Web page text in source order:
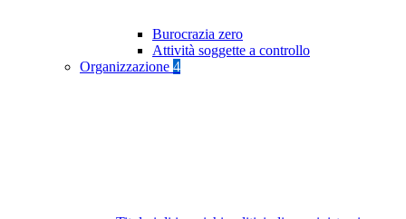
Burocrazia zero
Attività soggette a controllo
Organizzazione 4